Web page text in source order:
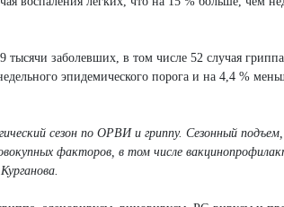
тысячи заболевших, в том числе 52 случая
эпидемического порога и на 4,4 %
сезон по ОРВИ и гриппу. Сезонный
факторов, в том числе